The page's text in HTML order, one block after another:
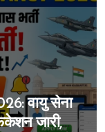
वायु सेना
जारी,